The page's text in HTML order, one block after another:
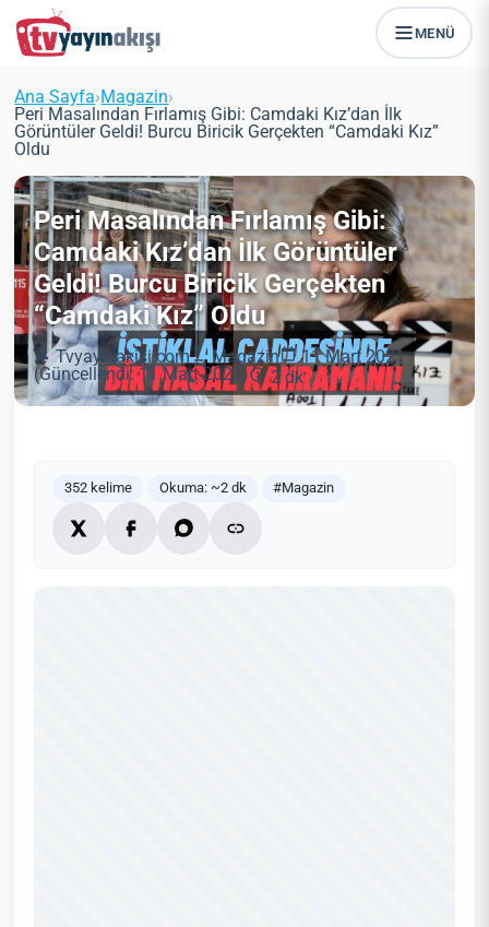
MENÜ
Ana Sayfa›Magazin›
Peri Masalından Fırlamış Gibi: Camdaki Kız’dan İlk
Görüntüler Geldi! Burcu Biricik Gerçekten “Camdaki Kız”
Oldu
Peri Masalından Fırlamış Gibi:
Camdaki Kız’dan İlk Görüntüler
Geldi! Burcu Biricik Gerçekten
“Camdaki Kız” Oldu
Tvyayinakisi.com Magazin
11 Mart 2021
(Güncellendi: 11 Mart 2021)
2 dk
352 kelime Okuma: ~2 dk #Magazin